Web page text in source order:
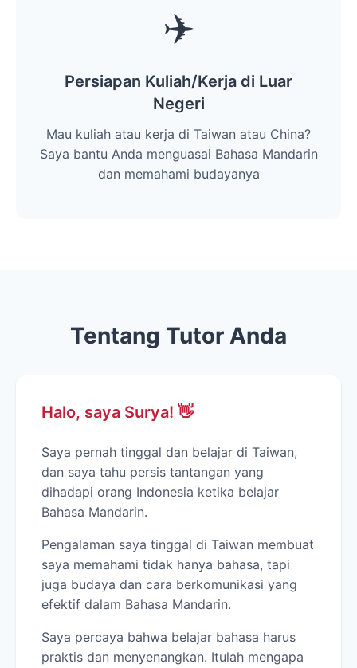
✈️
Persiapan Kuliah/Kerja di Luar
Negeri
Mau kuliah atau kerja di Taiwan atau China?
Saya bantu Anda menguasai Bahasa Mandarin
dan memahami budayanya
Tentang Tutor Anda
Halo, saya Surya! 👋
Saya pernah tinggal dan belajar di Taiwan,
dan saya tahu persis tantangan yang
dihadapi orang Indonesia ketika belajar
Bahasa Mandarin.
Pengalaman saya tinggal di Taiwan membuat
saya memahami tidak hanya bahasa, tapi
juga budaya dan cara berkomunikasi yang
efektif dalam Bahasa Mandarin.
Saya percaya bahwa belajar bahasa harus
praktis dan menyenangkan. Itulah mengapa